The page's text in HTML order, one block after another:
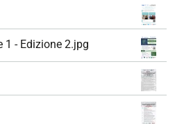
1 - Edizione 2.jpg